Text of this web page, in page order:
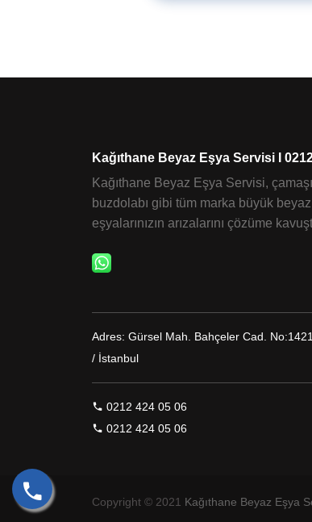
Kağıthane Beyaz Eşya Servisi I
Kağıthane Beyaz Eşya Servisi,
buzdolabı gibi tüm marka büyük beyaz
eşyalarınızın arızalarını çözüme
Adres: Gürsel Mah. Bahçeler Cad.
/ İstanbul
0212 424 05 06
0212 424 05 06
Copyright © 2021 Kağıthane Beyaz Eşya